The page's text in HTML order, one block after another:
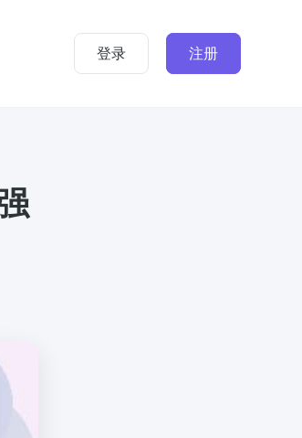
登录 注册